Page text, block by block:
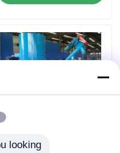
Efficiency Feed
looking